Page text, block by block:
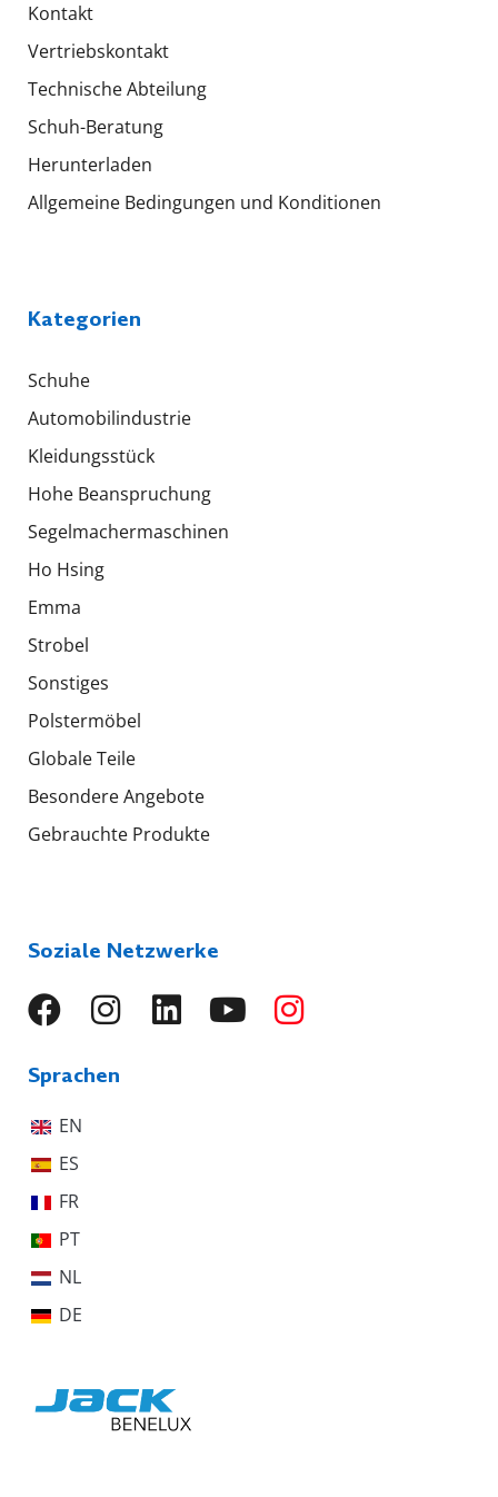
Kontakt
Vertriebskontakt
Technische Abteilung
Schuh-Beratung
Herunterladen
Allgemeine Bedingungen und Konditionen
Kategorien
Schuhe
Automobilindustrie
Kleidungsstück
Hohe Beanspruchung
Segelmachermaschinen
Ho Hsing
Emma
Strobel
Sonstiges
Polstermöbel
Globale Teile
Besondere Angebote
Gebrauchte Produkte
Soziale Netzwerke
Sprachen
EN
ES
FR
PT
NL
DE